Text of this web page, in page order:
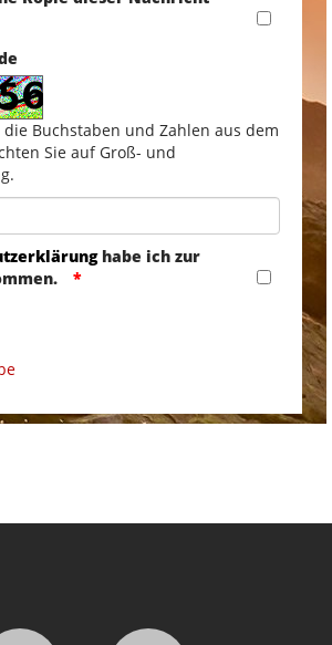
die Buchstaben und Zahlen aus dem
Sie auf Groß- und
habe ich zur